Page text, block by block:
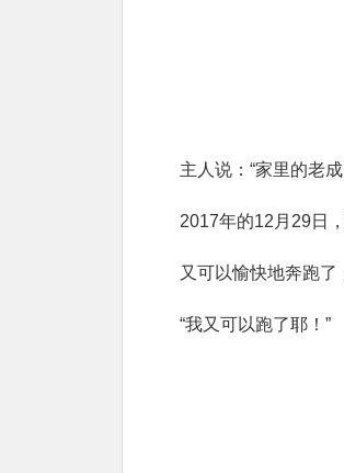
主人说：“家里的老
2017年的12月29日
又可以愉快地奔跑了
“我又可以跑了耶！”